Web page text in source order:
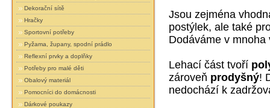
Dekorační sítě
Hračky
Sportovní potřeby
Pyžama, župany, spodní prádlo
Reflexní prvky a doplňky
Potřeby pro malé děti
Obalový materiál
Pomocníci do domácnosti
Dárkové poukazy
Jsou zejména
postýlek, ale také
Dodáváme v mnoha
Lehací část tvoří
zároveň prodyšný!
nedochází k